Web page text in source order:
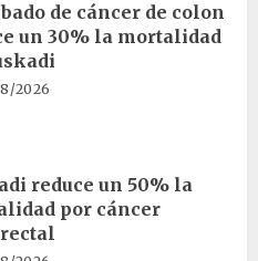
de cáncer de colon
un 30% la mortalidad
2026
reduce un 50% la
por cáncer